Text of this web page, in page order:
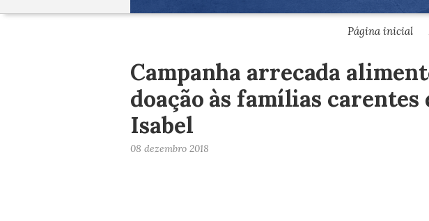
Página inicial
Campanha arrecada
doação às famílias carentes
Isabel
08 dezembro 2018